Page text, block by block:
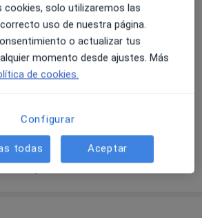
y
Reservar cita
y
los precios?
cookies, solo utilizaremos las
uso de nuestra página.
o actualizar tus
momento desde ajustes. Más
de cookies.
Configurar
todas Aceptar